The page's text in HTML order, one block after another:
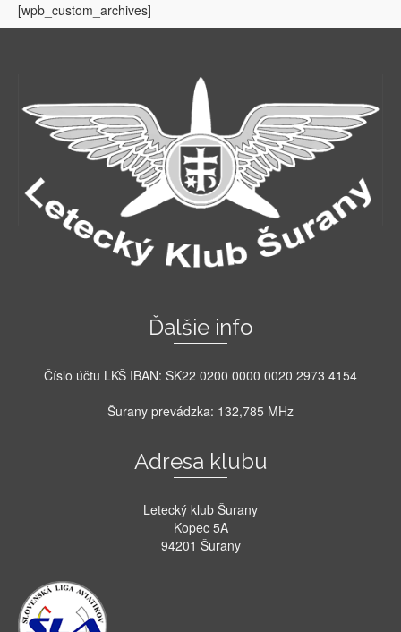
[wpb_custom_archives]
Ďalšie info
Číslo účtu LKŠ IBAN: SK22 0200 0000 0020 2973 4154
Šurany prevádzka: 132,785 MHz
Adresa klubu
Letecký klub Šurany
Kopec 5A
94201 Šurany